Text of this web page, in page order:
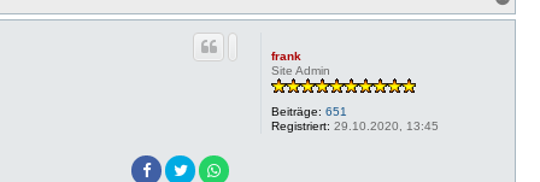
a
frank
Site Admin
Beiträge: 651
Registriert: 29.10.2020, 13:45